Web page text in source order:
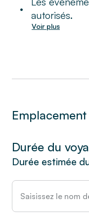
•
autorisés.
Voir plus
Emplacement
Durée du
Durée estimée